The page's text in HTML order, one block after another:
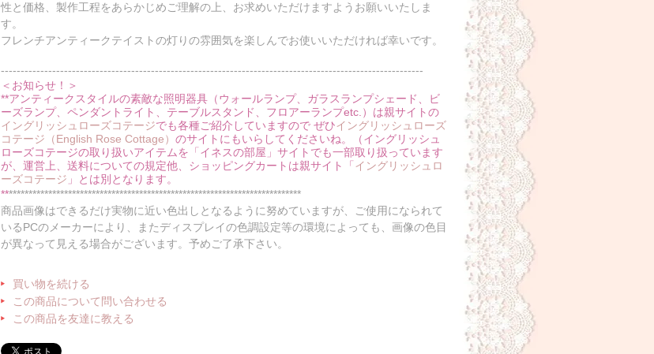
性と価格、製作工程をあらかじめご理解の上、お求めいただけますようお願いいたしま
す。
フレンチアンティークテイストの灯りの雰囲気を楽しんでお使いいただければ幸いです。
-----------------------------------------------------------------------------------------------------------
＜お知らせ！＞
**アンティークスタイルの素敵な照明器具（ウォールランプ、ガラスランプシェード、ビ
ーズランプ、ペンダントライト、テーブルスタンド、フロアーランプetc.）は親サイトの
イングリッシュローズコテージでも各種ご紹介していますので ぜひイングリッシュローズ
コテージ（English Rose Cottage） のサイトにもいらしてくださいね。（イングリッシュ
ローズコテージの取り扱いアイテムを「イネスの部屋」サイトでも一部取り扱っています
が、運営上、送料についての規定他、ショッピングカートは親サイト「 イングリッシュロ
ーズコテージ 」とは別となります。
****************************************************************************
商品画像はできるだけ実物に近い色出しとなるように努めていますが、ご使用になられて
いるPCのメーカーにより、またディスプレイの色調設定等の環境によっても、画像の色目
が異なって見える場合がございます。予めご了承下さい。
買い物を続ける
この商品について問い合わせる
この商品を友達に教える